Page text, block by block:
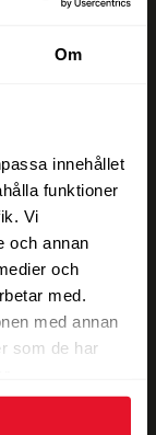
Om
innehållet
funktioner
Vi
och annan
och
med.
med annan
som de har